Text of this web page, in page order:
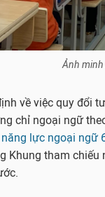
Ảnh minh
về việc quy đổi
chỉ ngoại ngữ
lực ngoại ngữ
Khung tham chiếu